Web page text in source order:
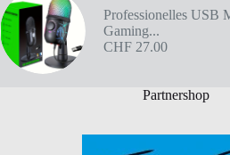
Professionelles USB
Gaming...
CHF 27.00
Partnershop